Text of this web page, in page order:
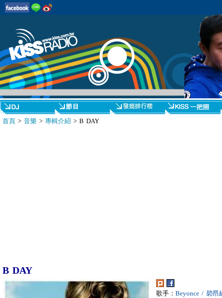
首頁 > 音樂 > 專輯介紹 > B DAY
B DAY
歌手： Beyonce / 碧昂